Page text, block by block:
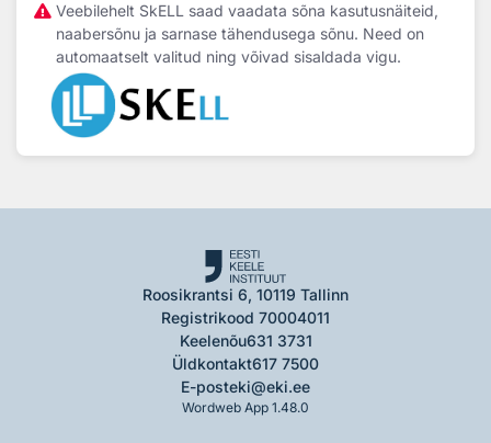
Veebilehelt SkELL saad vaadata sõna kasutusnäiteid,
naabersõnu ja sarnase tähendusega sõnu. Need on
automaatselt valitud ning võivad sisaldada vigu.
Roosikrantsi 6, 10119 Tallinn
Registrikood 70004011
Keelenõu631 3731
Üldkontakt617 7500
E-posteki@eki.ee
Wordweb App 1.48.0